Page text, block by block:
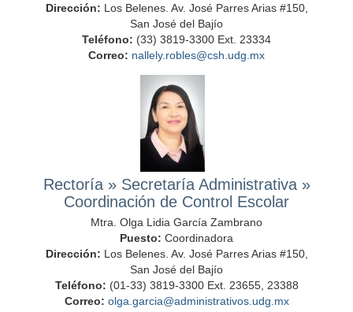
Dirección: Los Belenes. Av. José Parres Arias #150,
San José del Bajío
Teléfono: (33) 3819-3300 Ext. 23334
Correo: nallely.robles@csh.udg.mx
Rectoría» Secretaría Administrativa»
Coordinación de Control Escolar
Mtra. Olga Lidia García Zambrano
Puesto: Coordinadora
Dirección: Los Belenes. Av. José Parres Arias #150,
San José del Bajío
Teléfono: (01-33) 3819-3300 Ext. 23655, 23388
Correo: olga.garcia@administrativos.udg.mx